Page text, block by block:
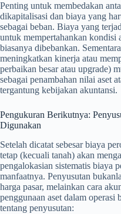
Penting untuk membedakan
dikapitalisasi dan biaya yang
sebagai beban. Biaya yang
untuk mempertahankan kondisi
biasanya dibebankan.
meningkatkan kinerja atau
perbaikan besar atau upgrade)
sebagai penambahan nilai aset
tergantung kebijakan akuntansi.
Pengukuran Berikutnya:
Digunakan
Setelah dicatat sebesar biaya
tetap (kecuali tanah) akan
pengalokasian sistematis biaya
manfaatnya. Penyusutan
harga pasar, melainkan cara
penggunaan aset dalam operasi
tentang penyusutan: